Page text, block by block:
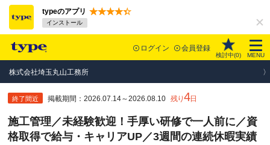
typeのアプリ
インストール
ログイン 会員登録
検討中(0) MENU
株式会社埼玉丸山工務所
終了間近 掲載期間：2026.07.14～2026.08.10 残り4日
施工管理／未経験歓迎！手厚い研修で一人前に／資
格取得で給与・キャリアUP／3週間の連続休暇実績